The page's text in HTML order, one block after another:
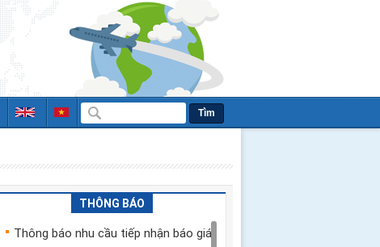
Tìm
THÔNG BÁO
Thông báo nhu cầu tiếp nhận báo giá